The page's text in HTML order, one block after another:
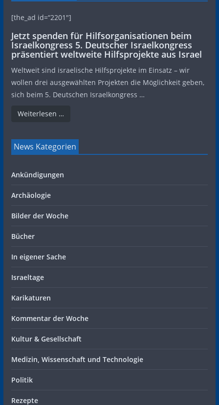
[the_ad id=“2201″]
Jetzt spenden für Hilfsorganisationen beim
Israelkongress 5. Deutscher Israelkongress
präsentiert weltweite Hilfsprojekte aus Israel
Weltweit sind israelische Hilfsprojekte im Einsatz – wir
wollen drei ausgewählten Projekten die Möglichkeit geben,
sich beim 5. Deutschen Israelkongress …
Weiterlesen …
News Kategorien
Ankündigungen
Archäologie
Bilder der Woche
Bücher
In eigener Sache
Israeltage
Karikaturen
Kommentar der Woche
Kultur & Gesellschaft
Medizin, Wissenschaft und Technologie
Politik
Rezepte